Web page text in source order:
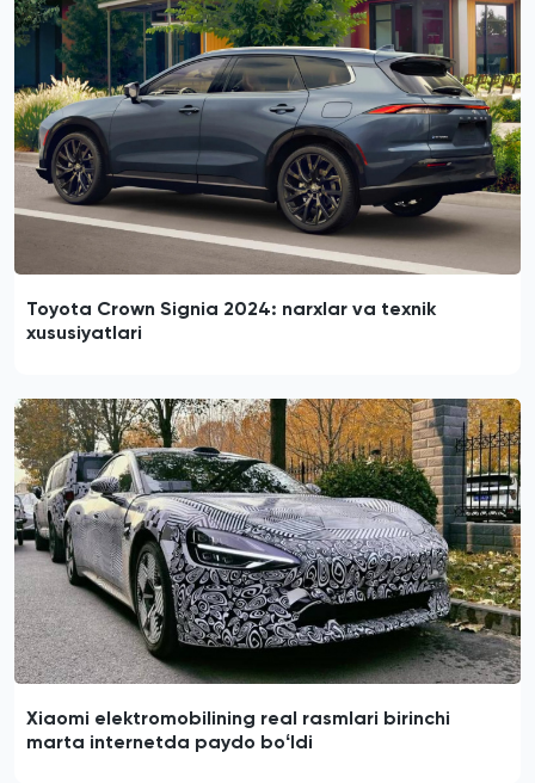
Toyota Crown Signia 2024: narxlar va texnik
xususiyatlari
Xiaomi elektromobilining real rasmlari birinchi
marta internetda paydo boʻldi